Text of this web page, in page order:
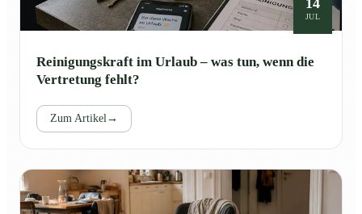
JUL
Reinigungskraft im Urlaub – was tun, wenn die
Vertretung fehlt?
Zum Artikel→